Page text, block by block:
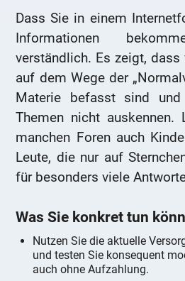
Dass Sie in einem
Informationen
verständlich. Es zeigt,
auf dem Wege der
Materie befasst sind
Themen nicht auskennen.
manchen Foren auch
Leute, die nur auf
für besonders viele
Was Sie konkret tun
Nutzen Sie die aktuelle
und testen Sie konsequent
auch ohne Aufzahlung.